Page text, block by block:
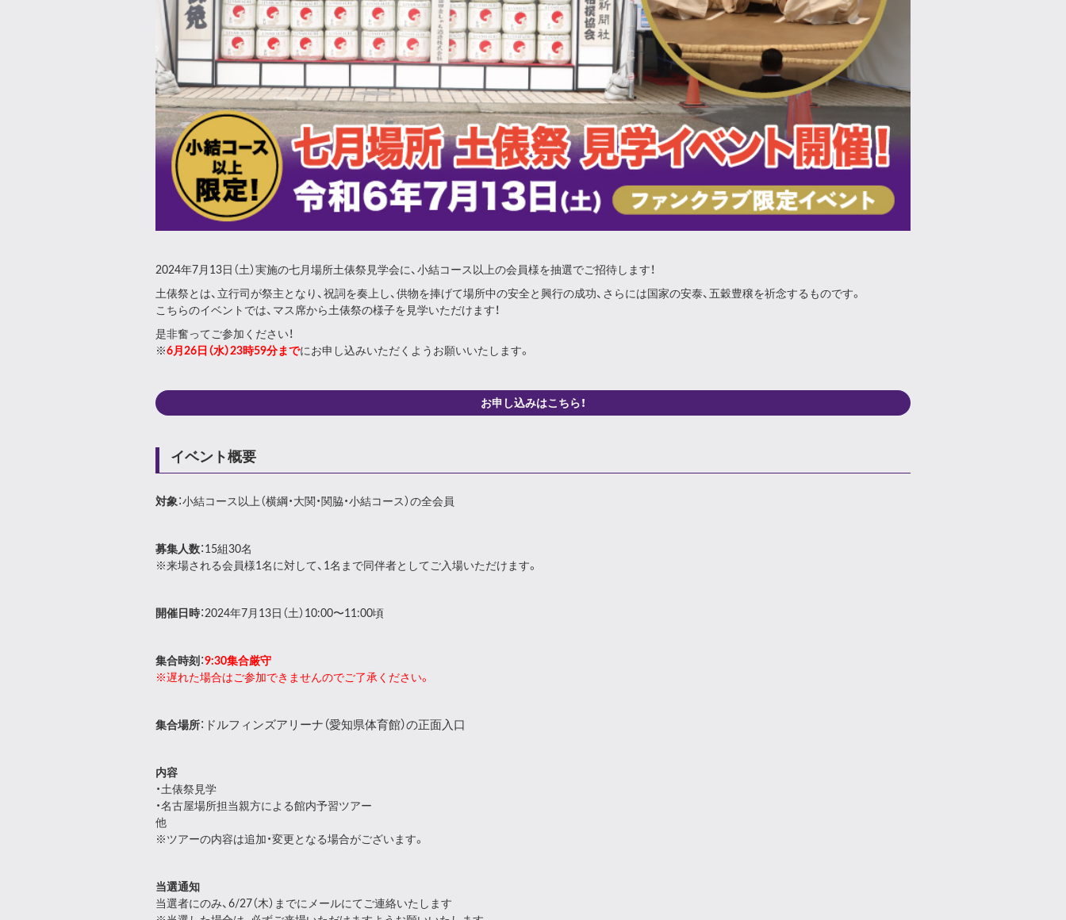
2024年7月13日（土）実施の七月場所土俵祭見学会に、小結コース以上の会員様を抽選でご招待します！
土俵祭とは、立行司が祭主となり、祝詞を奏上し、供物を捧げて場所中の安全と興行の成功、さらには国家の安泰、五穀豊穣を祈念するものです。
こちらのイベントでは、マス席から土俵祭の様子を見学いただけます！
是非奮ってご参加ください！
※6月26日（水）23時59分までにお申し込みいただくようお願いいたします。
お申し込みはこちら！
イベント概要
対象：小結コース以上（横綱・大関・関脇・小結コース）の全会員
募集人数：15組30名
※来場される会員様1名に対して、1名まで同伴者としてご入場いただけます。
開催日時：2024年7月13日（土）10:00〜11:00頃
集合時刻 ：9:30集合厳守
※遅れた場合はご参加できませんのでご了承ください。
集合場所： ドルフィンズアリーナ（愛知県体育館）の正面入口
内容
・土俵祭見学
・名古屋場所担当親方による館内予習ツアー
他
※ツアーの内容は追加・変更となる場合がございます。
当選通知
当選者にのみ、6/27（木）までにメールにてご連絡いたします